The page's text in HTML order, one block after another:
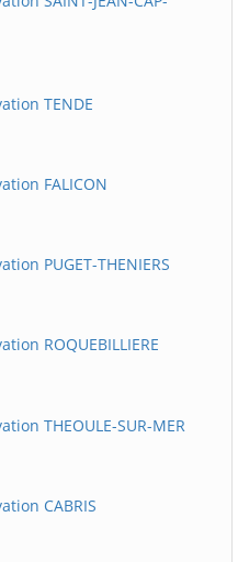
TENDE
FALICON
PUGET-THENIERS
ROQUEBILLIERE
THEOULE-SUR-MER
CABRIS